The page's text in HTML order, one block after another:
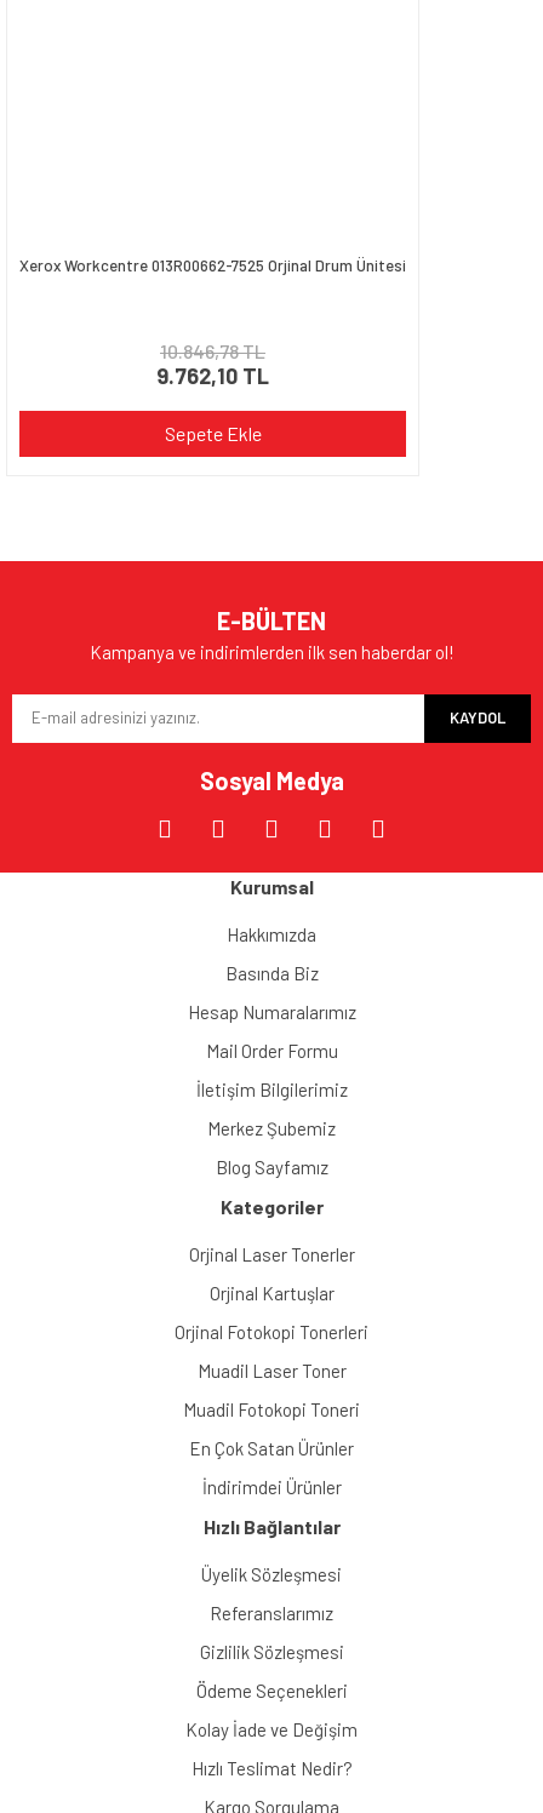
Xerox Workcentre 013R00662-7525 Orjinal Drum Ünitesi
10.846,78 TL
9.762,10 TL
Sepete Ekle
E-BÜLTEN
Kampanya ve indirimlerden ilk sen haberdar ol!
KAYDOL
Sosyal Medya
Kurumsal
Hakkımızda
Basında Biz
Hesap Numaralarımız
Mail Order Formu
İletişim Bilgilerimiz
Merkez Şubemiz
Blog Sayfamız
Kategoriler
Orjinal Laser Tonerler
Orjinal Kartuşlar
Orjinal Fotokopi Tonerleri
Muadil Laser Toner
Muadil Fotokopi Toneri
En Çok Satan Ürünler
İndirimdei Ürünler
Hızlı Bağlantılar
Üyelik Sözleşmesi
Referanslarımız
Gizlilik Sözleşmesi
Ödeme Seçenekleri
Kolay İade ve Değişim
Hızlı Teslimat Nedir?
Kargo Sorgulama